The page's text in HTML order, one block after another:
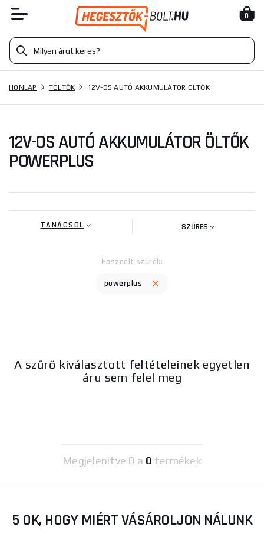
0
HONLAP TÖLTŐK 12V-OS AUTÓ AKKUMULÁTOR ÖLTŐK
12V-OS AUTÓ AKKUMULÁTOR ÖLTŐK
POWERPLUS
TANÁCSOL SZŰRÉS
Használt szűrők:
powerplus
A szűrő kiválasztott feltételeinek egyetlen
áru sem felel meg
Megjelenítve 0 a 0 termékek
5 OK, HOGY MIÉRT VÁSÁROLJON NÁLUNK